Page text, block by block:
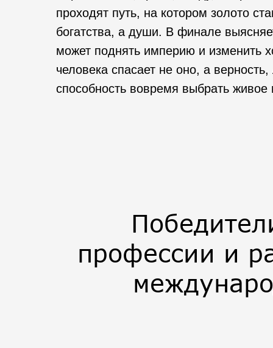
проходят путь, на котором золото
богатства, а души. В финале
может поднять империю и изменить
человека спасает не оно, а
способность вовремя выбрать живое
профессии и